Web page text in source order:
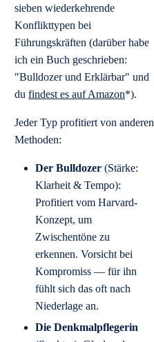
sieben wiederkehrende
Konflikttypen bei
Führungskräften (darüber habe
ich ein Buch geschrieben:
"Bulldozer und Erklärbar" und
du findest es auf Amazon*).
Jeder Typ profitiert von anderen
Methoden:
Der Bulldozer (Stärke:
Klarheit & Tempo):
Profitiert vom Harvard-
Konzept, um
Zwischentöne zu
erkennen. Vorsicht bei
Kompromiss — für ihn
fühlt sich das oft nach
Niederlage an.
Die Denkmalpflegerin